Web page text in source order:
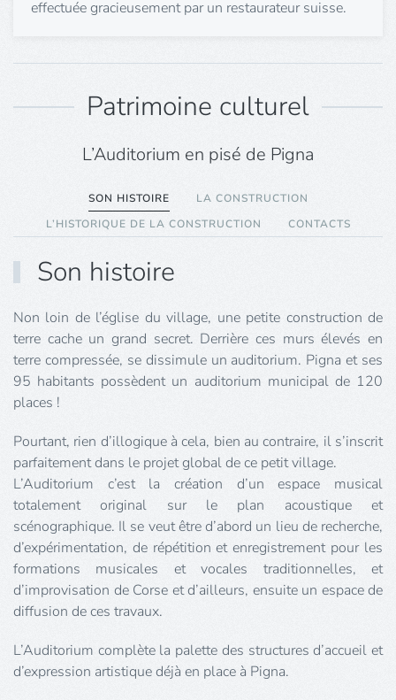
effectuée gracieusement par un restaurateur suisse.
Patrimoine culturel
L’Auditorium en pisé de Pigna
SON HISTOIRE
LA CONSTRUCTION
L’HISTORIQUE DE LA CONSTRUCTION
CONTACTS
Son histoire
Non loin de l’église du village, une petite construction de
terre cache un grand secret. Derrière ces murs élevés en
terre compressée, se dissimule un auditorium. Pigna et ses
95 habitants possèdent un auditorium municipal de 120
places !
Pourtant, rien d’illogique à cela, bien au contraire, il s’inscrit
parfaitement dans le projet global de ce petit village.
L’Auditorium c’est la création d’un espace musical
totalement original sur le plan acoustique et
scénographique. Il se veut être d’abord un lieu de recherche,
d’expérimentation, de répétition et enregistrement pour les
formations musicales et vocales traditionnelles, et
d’improvisation de Corse et d’ailleurs, ensuite un espace de
diffusion de ces travaux.
L’Auditorium complète la palette des structures d’accueil et
d’expression artistique déjà en place à Pigna.